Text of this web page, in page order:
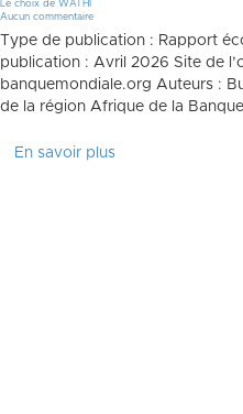
Le choix de WATHI
Aucun commentaire
Type de publication : Rapport
publication : Avril 2026 Site de
banquemondiale.org Auteurs :
de la région Afrique de la
En savoir plus